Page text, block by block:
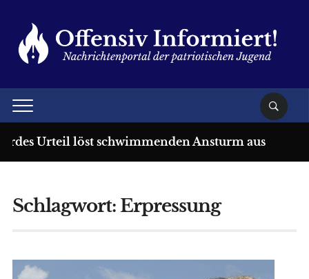
Urteil löst schwimmenden Ansturm aus
Schlagwort: Erpressung